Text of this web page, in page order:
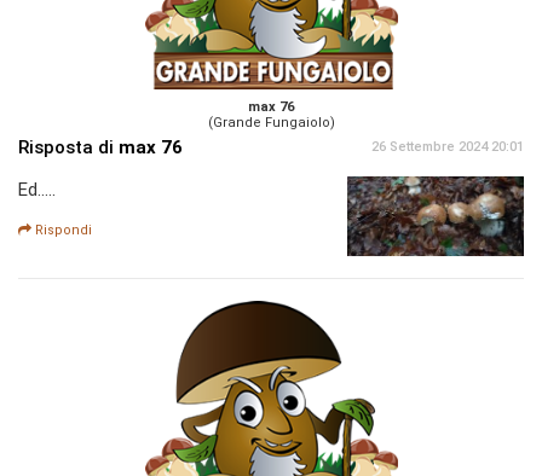
max 76
(Grande Fungaiolo)
Risposta di max 76 26 Settembre 2024 20:01
Ed.....
Rispondi